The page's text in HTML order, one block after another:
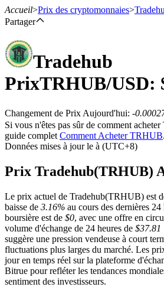
Contrats à terme
Futures utilisant l'USDT comme
Accueil>Prix des cryptomonnaies>
Partager
Tradehub
PrixTRHUB/USD:
Changement de Prix Aujourd'hui: -
Si vous n'êtes pas sûr de comment
guide complet Comment Acheter TRHUB.
Données mises à jour le à (UTC+8)
Prix Tradehub(TRHUB)
Le prix actuel de Tradehub(TRHUB) est
baisse de 3.16% au cours des dernières
boursière est de $0, avec une offre en
volume d'échange de 24 heures de $37.81
suggère une pression vendeuse à court
fluctuations plus larges du marché. Les
jour en temps réel sur la plateforme
Bitrue pour refléter les tendances
sentiment des investisseurs.